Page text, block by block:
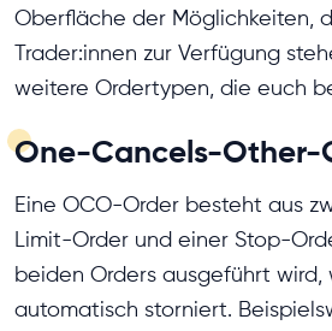
Oberfläche der Möglichkeiten,
Trader:innen zur Verfügung
weitere Ordertypen, die euch
One-Cancels-Other-
Eine OCO-Order besteht aus
Limit-Order und einer Stop-
beiden Orders ausgeführt wird,
automatisch storniert.